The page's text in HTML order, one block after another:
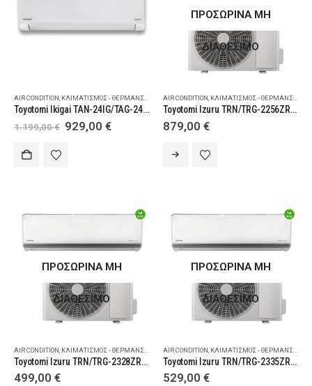
AIR CONDITION ΚΛΙΜΑΤΙΣΜΌΣ - ΘΈΡΜΑΝΣΗ ΚΛΙΜΑΤΙΣΤΙΚΆ ΤΟΊΧΟΥ
Toyotomi Ikigai TAN-24IG/TAG-24IG Κλιματιστικό Inverter 24.000 BTU
1.199,00€ Original
price
929,00 €Η
ΠΡΟΣΩΡΙΝΑ ΜΗ
ΔΙΑΘΕΣΙΜΟ
AIR CONDITION ΚΛΙΜΑΤΙΣΜΌΣ - ΘΈΡΜΑΝΣΗ
Toyotomi Izuru TRN/TRG-2256ZR Κλιματιστικό Inverter 18000 BTU A+++/A+++ με Ιονιστή και WiFi
879,00 €
ΠΡΟΣΩΡΙΝΑ ΜΗ
ΔΙΑΘΕΣΙΜΟ
AIR CONDITION ΚΛΙΜΑΤΙΣΜΌΣ - ΘΈΡΜΑΝΣΗ ΚΛΙΜΑΤΙΣΤΙΚΆ ΤΟΊΧΟΥ
Toyotomi Izuru TRN/TRG-2328ZR Κλιματιστικό Inverter 9000 BTU A+++/A+++ με Ιονιστή και WiFi
499,00 €
ΠΡΟΣΩΡΙΝΑ ΜΗ
ΔΙΑΘΕΣΙΜΟ
AIR CONDITION ΚΛΙΜΑΤΙΣΜΌΣ - ΘΈΡΜΑΝΣΗ
Toyotomi Izuru TRN/TRG-2335ZR Κλιματιστικό Inverter 12000 BTU A+++/A+++ με Ιονιστή και WiFi
529,00 €